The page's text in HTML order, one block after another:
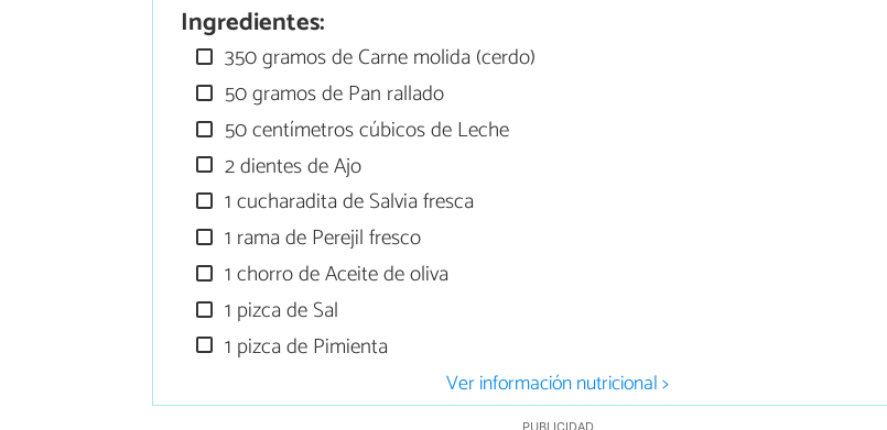
Ingredientes:
350 gramos de Carne molida (cerdo)
50 gramos de Pan rallado
50 centímetros cúbicos de Leche
2 dientes de Ajo
1 cucharadita de Salvia fresca
1 rama de Perejil fresco
1 chorro de Aceite de oliva
1 pizca de Sal
1 pizca de Pimienta
Ver información nutricional >